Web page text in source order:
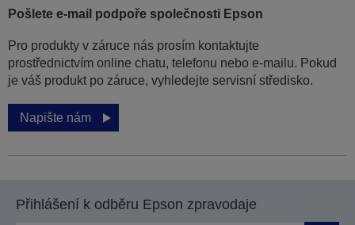
Pošlete e-mail podpoře společnosti Epson
Pro produkty v záruce nás prosím kontaktujte
prostřednictvím online chatu, telefonu nebo e-mailu. Pokud
je váš produkt po záruce, vyhledejte servisní středisko.
Napište nám
Přihlášení k odběru Epson zpravodaje